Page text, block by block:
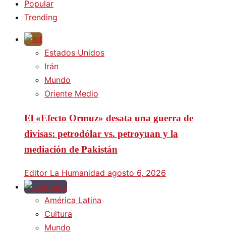
Popular
Trending
Estados Unidos
Irán
Mundo
Oriente Medio
El «Efecto Ormuz» desata una guerra de
divisas: petrodólar vs. petroyuan y la
mediación de Pakistán
Editor La Humanidad agosto 6, 2026
América Latina
Cultura
Mundo